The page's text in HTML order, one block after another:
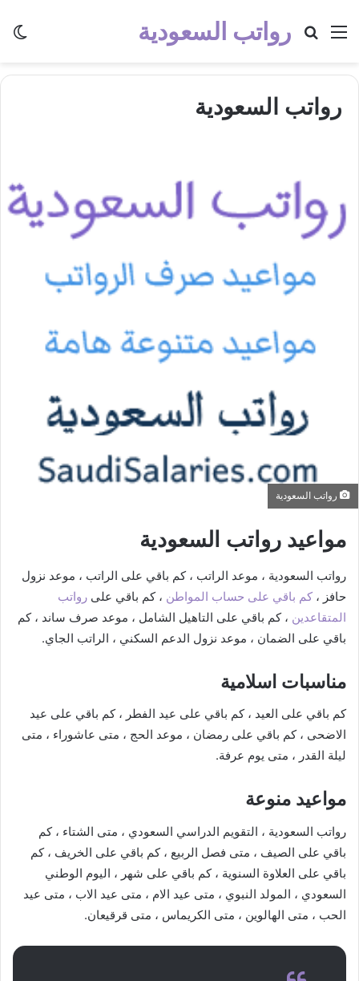
رواتب السعودية القائمة بحث عن
رواتب السعودية
رواتب السعودية
مواعيد رواتب السعودية
رواتب السعودية ، موعد الراتب ، كم باقي على الراتب ، موعد نزول
حافز ، كم باقي على حساب المواطن ، كم باقي على رواتب
المتقاعدين ، كم باقي على التاهيل الشامل ، موعد صرف ساند ، كم
باقي على الضمان ، موعد نزول الدعم السكني ، الراتب الجاي.
مناسبات اسلامية
كم باقي على العيد ، كم باقي على عيد الفطر ، كم باقي على عيد
الاضحى ، كم باقي على رمضان ، موعد الحج ، متى عاشوراء ، متى
ليلة القدر ، متى يوم عرفة.
مواعيد منوعة
رواتب السعودية ، التقويم الدراسي السعودي ، متى الشتاء ، كم
باقي على الصيف ، متى فصل الربيع ، كم باقي على الخريف ، كم
باقي على العلاوة السنوية ، كم باقي على شهر ، اليوم الوطني
السعودي ، المولد النبوي ، متى عيد الام ، متى عيد الاب ، متى عيد
الحب ، متى الهالوين ، متى الكريماس ، متى قرقيعان.